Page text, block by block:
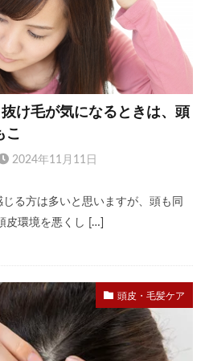
け毛が気になるときは、頭
こ
2024年11月11日
る方は多いと思いますが、頭も同
皮環境を悪くし […]
頭皮・毛髪ケア